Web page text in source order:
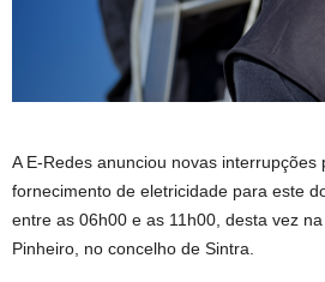
A E-Redes anunciou novas interrupções
fornecimento de eletricidade para este
entre as 06h00 e as 11h00, desta vez
Pinheiro, no concelho de Sintra.